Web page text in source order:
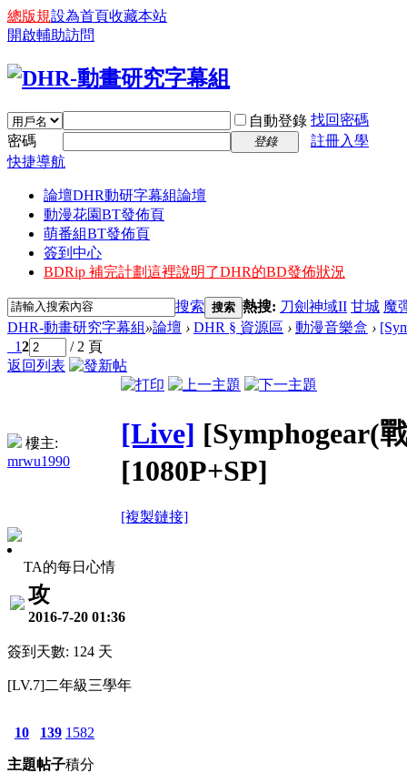
總版規設為首頁收藏本站
開啟輔助訪問
自動登錄 找回密碼
密碼
登錄
註冊入學
快捷導航
論壇DHR動研字幕組論壇
動漫花園BT發佈頁
萌番組BT發佈頁
簽到中心
BDRip 補完計劃這裡說明了DHR的BD發佈狀況
搜索 搜索 熱搜: 刀劍神域II 甘城 魔
DHR-動畫研究字幕組»論壇 › DHR § 資源區 › 動漫音樂盒 ›
12
/ 2 頁
返回列表
樓主:
mrwu1990
[Live] [Symphogear(
[1080P+SP]
[複製鏈接]
TA的每日心情
攻
2016-7-20 01:36
簽到天數: 124 天
[LV.7]二年級三學年
10
主題
139
帖子
1582
積分